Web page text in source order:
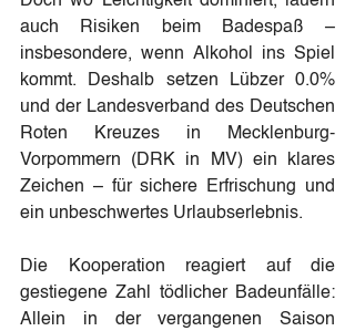
auch Risiken beim Badespaß –
insbesondere, wenn Alkohol ins Spiel
kommt. Deshalb setzen Lübzer 0.0%
und der Landesverband des Deutschen
Roten Kreuzes in Mecklenburg-
Vorpommern (DRK in MV) ein klares
Zeichen – für sichere Erfrischung und
ein unbeschwertes Urlaubserlebnis.
Die Kooperation reagiert auf die
gestiegene Zahl tödlicher Badeunfälle:
Allein in der vergangenen Saison